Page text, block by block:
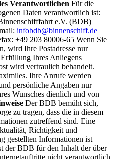
Verantwortlichen Für die
Daten verantwortlich ist:
e.V. (BDB)
infobdb@binnenschiff.de
+49 203 80006-65 Wenn Sie
wird Ihre Postadresse nur
Ihres Anliegens
wird vertraulich behandelt.
Ihre Anrufe werden
persönliche Angaben nur
Wunsches dienlich und von
Der BDB bemüht sich,
zu tragen, dass die in diesem
zutreffend sind. Eine
Richtigkeit und
gestellten Informationen ist
der BDB für den Inhalt der über